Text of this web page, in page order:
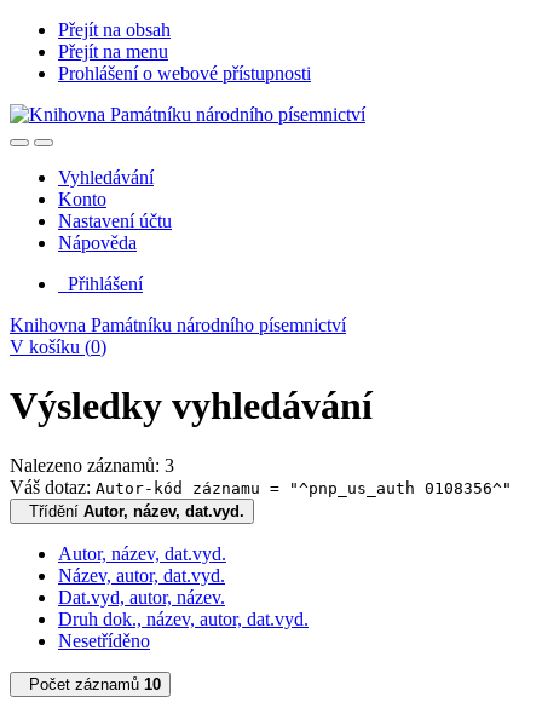
Přejít na obsah
Přejít na menu
Prohlášení o webové přístupnosti
Vyhledávání
Konto
Nastavení účtu
Nápověda
Přihlášení
Knihovna Památníku národního písemnictví
V košíku (0)
Výsledky vyhledávání
Nalezeno záznamů: 3
Váš dotaz: Autor-kód záznamu = "^pnp_us_auth 0108356^"
Třídění Autor, název, dat.vyd.
Autor, název, dat.vyd.
Název, autor, dat.vyd.
Dat.vyd, autor, název.
Druh dok., název, autor, dat.vyd.
Nesetříděno
Počet záznamů 10